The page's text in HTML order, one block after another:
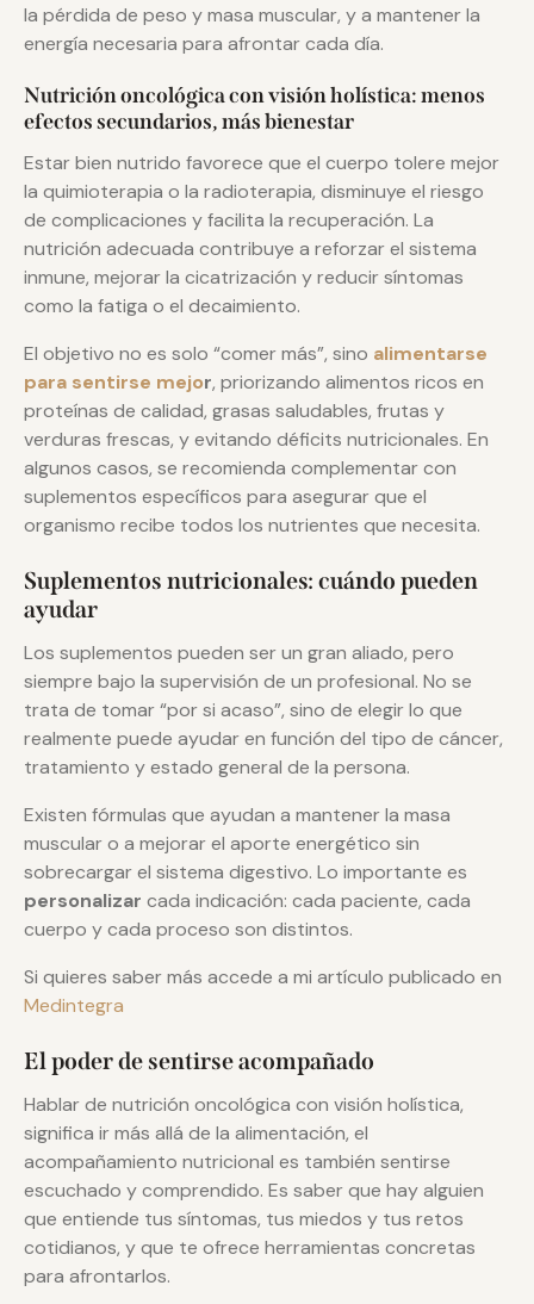
la pérdida de peso y masa muscular, y a mantener la
energía necesaria para afrontar cada día.
Nutrición oncológica con visión holística: menos
efectos secundarios, más bienestar
Estar bien nutrido favorece que el cuerpo tolere mejor
la quimioterapia o la radioterapia, disminuye el riesgo
de complicaciones y facilita la recuperación. La
nutrición adecuada contribuye a reforzar el sistema
inmune, mejorar la cicatrización y reducir síntomas
como la fatiga o el decaimiento.
El objetivo no es solo “comer más”, sino alimentarse
para sentirse mejor, priorizando alimentos ricos en
proteínas de calidad, grasas saludables, frutas y
verduras frescas, y evitando déficits nutricionales. En
algunos casos, se recomienda complementar con
suplementos específicos para asegurar que el
organismo recibe todos los nutrientes que necesita.
Suplementos nutricionales: cuándo pueden
ayudar
Los suplementos pueden ser un gran aliado, pero
siempre bajo la supervisión de un profesional. No se
trata de tomar “por si acaso”, sino de elegir lo que
realmente puede ayudar en función del tipo de cáncer,
tratamiento y estado general de la persona.
Existen fórmulas que ayudan a mantener la masa
muscular o a mejorar el aporte energético sin
sobrecargar el sistema digestivo. Lo importante es
personalizar cada indicación: cada paciente, cada
cuerpo y cada proceso son distintos.
Si quieres saber más accede a mi artículo publicado en
Medintegra
El poder de sentirse acompañado
Hablar de nutrición oncológica con visión holística,
significa ir más allá de la alimentación, el
acompañamiento nutricional es también sentirse
escuchado y comprendido. Es saber que hay alguien
que entiende tus síntomas, tus miedos y tus retos
cotidianos, y que te ofrece herramientas concretas
para afrontarlos.